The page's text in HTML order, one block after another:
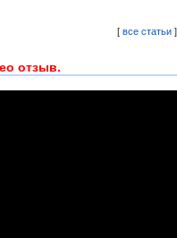
[ все статьи ]
отзыв.